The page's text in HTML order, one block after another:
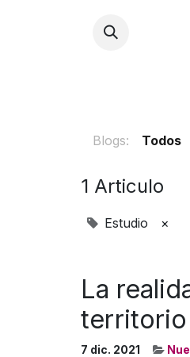
Blogs: Todos
1 Articulo
Estudio ×
La
territorio
7 dic. 2021